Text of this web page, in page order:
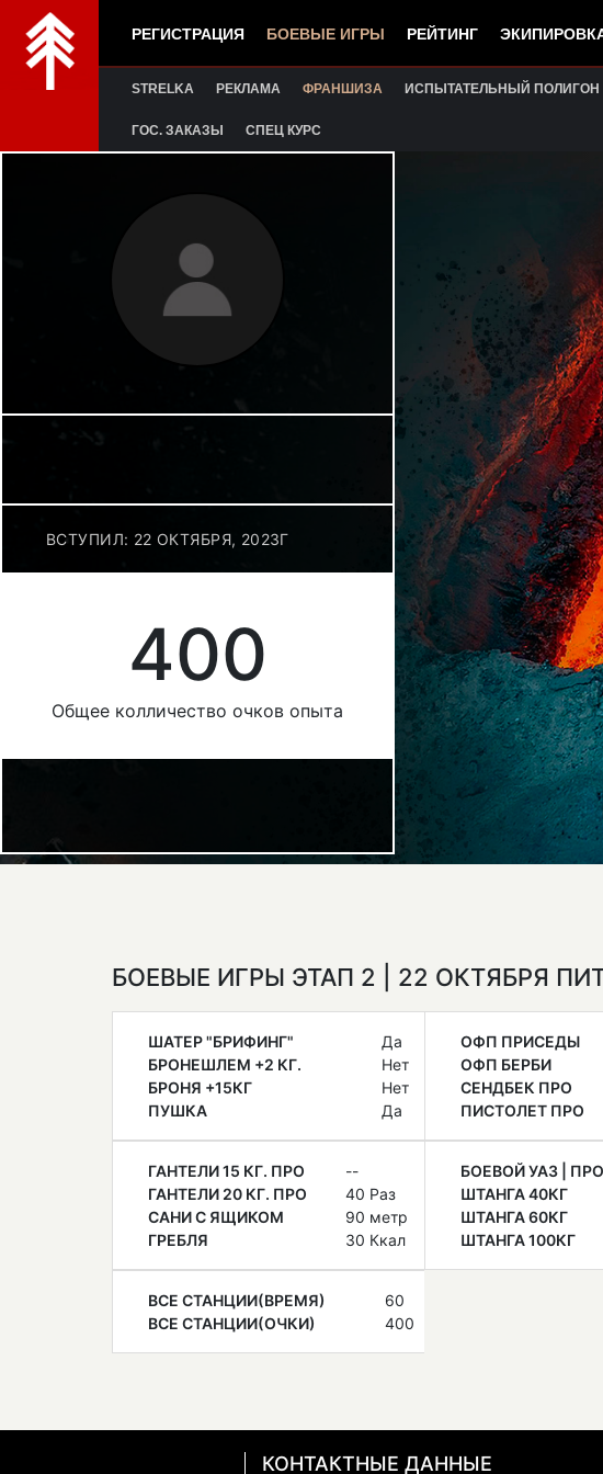
РЕГИСТРАЦИЯ БОЕВЫЕ ИГРЫ РЕЙТИНГ
STRELKA РЕКЛАМА ФРАНШИЗА ИСПЫТАТЕЛЬНЫЙ ПОЛИГОН
ГОС. ЗАКАЗЫ СПЕЦ КУРС
ВСТУПИЛ: 22 ОКТЯБРЯ, 2023Г
400
Общее колличество очков опыта
БОЕВЫЕ ИГРЫ ЭТАП 2 | 22 ОКТЯБРЯ
ШАТЕР "БРИФИНГ"
Да
БРОНЕШЛЕМ +2 КГ.
Нет
БРОНЯ +15КГ
Нет
ПУШКА
Да
ОФП ПРИСЕДЫ
ОФП БЕРБИ
СЕНДБЕК ПРО
ПИСТОЛЕТ ПРО
ГАНТЕЛИ 15 КГ. ПРО
--
ГАНТЕЛИ 20 КГ. ПРО
40 Раз
САНИ С ЯЩИКОМ
90 метр
ГРЕБЛЯ
30 Ккал
БОЕВОЙ УАЗ | ПРО
ШТАНГА 40КГ
ШТАНГА 60КГ
ШТАНГА 100КГ
ВСЕ СТАНЦИИ(ВРЕМЯ)
60
ВСЕ СТАНЦИИ(ОЧКИ)
400
КОНТАКТНЫЕ ДАННЫЕ